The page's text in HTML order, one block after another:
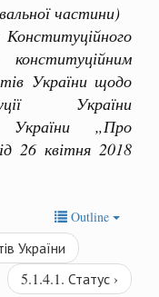
частини)
України щодо
України
України „Про
26 квітня 2018
Outline
України
5.1.4.1. Статус ›